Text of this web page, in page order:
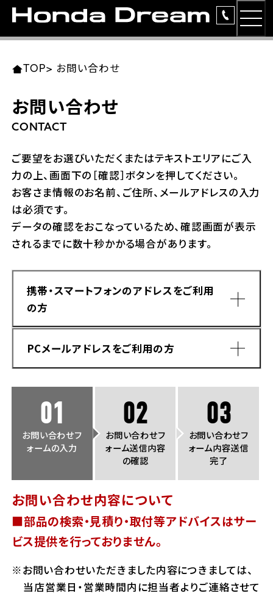
ラインアップ
安心のサービス
レンタルバイク
洋用品
イベント
お問い合わせ
TOP> お問い合わせ
お問い合わせ
CONTACT
ご要望をお選びいただくまたはテキストエリアにご入
力の上、画面下の［確認］ボタンを押してください。
お客さま情報のお名前、ご住所、メールアドレスの入力
は必須です。
データの確認をおこなっているため、確認画面が表示
されるまでに数十秒かかる場合があります。
携帯・スマートフォンのアドレスをご利用
の方
ドメイン指定受信手順
PCメールアドレスをご利用の方
Yahoo!メールをご利用の方
Hotmailをご利用の方
01
お問い合わせフ
ォームの入力
02
お問い合わせフ
ォーム送信内容
の確認
03
お問い合わせフ
ォーム内容送信
完了
お問い合わせ内容について
■部品の検索・見積り・取付等アドバイスはサー
ビス提供を行っておりません。
お問い合わせいただきました内容につきましては、
当店営業日・営業時間内に担当者よりご連絡させて
東北エリア 店舗一覧
岩手県
宮城県
ホンダドリーム 仙台泉
福島県
関東エリア 店舗一覧
東京都
ホンダドリーム 西東京
ホンダドリーム 練馬
ホンダドリーム 板橋
ホンダドリーム 大田
ホンダドリーム 立川
ホンダドリーム 磯子
ホンダドリーム 横浜都筑
ホンダドリーム 横浜旭
ホンダドリーム 川崎宮前
中部エリア 店舗一覧
愛知県
ホンダドリーム 名古屋南
ホンダドリーム 小牧
ホンダドリーム 名古屋東
ホンダドリーム 豊橋
ホンダドリーム 名古屋上小田井
ホンダドリーム 岐阜
近畿エリア 店舗一覧
大阪府
ホンダドリーム 箕面
ホンダドリーム 藤井寺
ホンダドリーム 東淀川
京都府
ホンダドリーム 京都伏見
ホンダドリーム 京都北山
ホンダドリーム 神戸灘
ホンダドリーム 尼崎
ホンダドリーム 姫路
中国・四国エリア 店舗一覧
岡山県
広島県
ホンダドリーム 広島
徳島県
ホンダドリーム 高松
九州エリア 店舗一覧
福岡県
ホンダドリーム 福岡東
ホンダドリーム 久留米
ホンダドリーム 福岡春日
熊本県
ホンダドリーム 熊本